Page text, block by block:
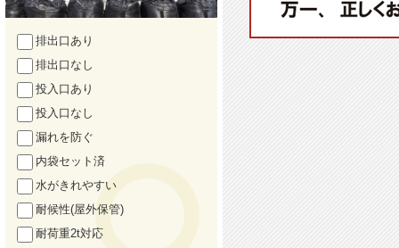
排出口あり
排出口なし
投入口あり
投入口なし
漏れを防ぐ
内袋セット済
水がきれやすい
耐候性(屋外保管)
耐荷重2t対応